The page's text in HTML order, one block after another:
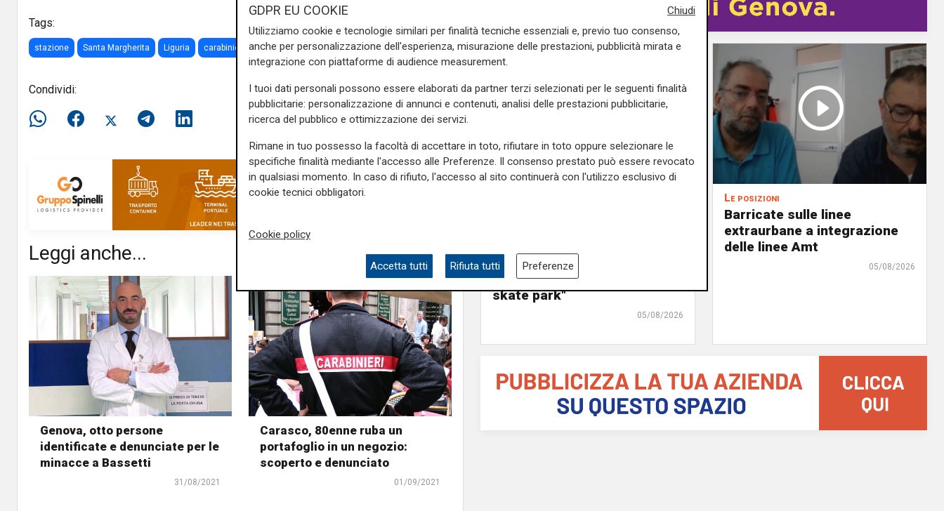
Tags:
stazione Santa Margherita Liguria carabinieri distributori automatici furto
Condividi:
Leggi anche...
Genova, otto persone
identificate e denunciate per le
minacce a Bassetti
31/08/2021
Carasco, 80enne ruba un
portafoglio in un negozio:
scoperto e denunciato
01/09/2021
pizzeria verrà abbattuta,
ampia area si affaccerà su
skate park"
05/08/2026
Le posizioni
Barricate sulle linee
extraurbane a integrazione
delle linee Amt
05/08/2026
Chiudi
GDPR EU COOKIE
Utilizziamo cookie e tecnologie similari per finalità tecniche essenziali e, previo tuo consenso,
anche per personalizzazione dell'esperienza, misurazione delle prestazioni, pubblicità mirata e
integrazione con piattaforme di audience measurement.
I tuoi dati personali possono essere elaborati da partner terzi selezionati per le seguenti finalità
pubblicitarie: personalizzazione di annunci e contenuti, analisi delle prestazioni pubblicitarie,
ricerca del pubblico e ottimizzazione dei servizi.
Rimane in tuo possesso la facoltà di accettare in toto, rifiutare in toto oppure selezionare le
specifiche finalità mediante l'accesso alle Preferenze. Il consenso prestato può essere revocato
in qualsiasi momento. In caso di rifiuto, l'accesso al sito continuerà con l'utilizzo esclusivo di
cookie tecnici obbligatori.
Cookie policy
Accetta tutti Rifiuta tutti Preferenze